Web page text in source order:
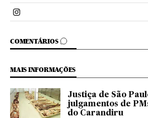
Politica El País Brasil en Instagram
COMENTÁRIOS
COMENTÁRIOS
MAIS INFORMAÇÕES
Justiça de São
julgamentos de
do Carandiru